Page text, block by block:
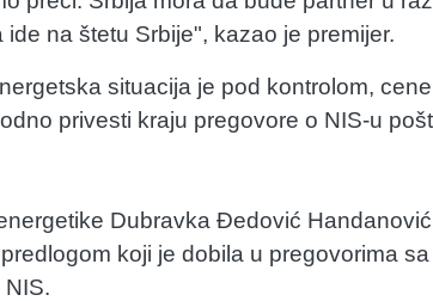
na štetu Srbije", kazao je premijer.
situacija je pod kontrolom,
privesti kraju pregovore o NIS-u
Dubravka Đedović
koji je dobila u pregovorima